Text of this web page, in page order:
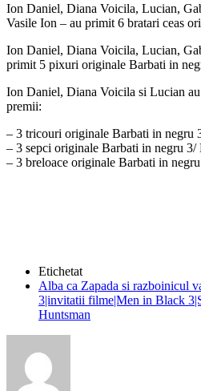
Ion Daniel, Diana Voicila, Lucian,
Vasile Ion – au primit 6 bratari ceas
Ion Daniel, Diana Voicila, Lucian,
primit 5 pixuri originale Barbati in
Ion Daniel, Diana Voicila si Lucian
premii:
– 3 tricouri originale Barbati in negru
– 3 sepci originale Barbati in negru
– 3 breloace originale Barbati in
Etichetat
Alba ca Zapada si razboinicul
3|invitatii filme|Men in Black
Huntsman